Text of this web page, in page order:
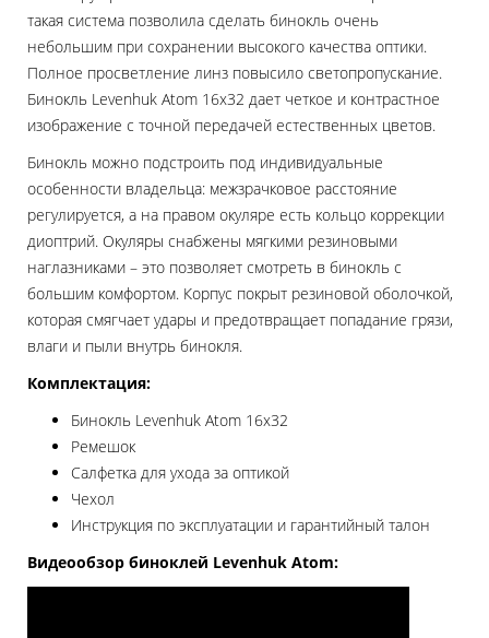
такая система позволила сделать бинокль очень
небольшим при сохранении высокого качества оптики.
Полное просветление линз повысило светопропускание.
Бинокль Levenhuk Atom 16x32 дает четкое и контрастное
изображение с точной передачей естественных цветов.
Бинокль можно подстроить под индивидуальные
особенности владельца: межзрачковое расстояние
регулируется, а на правом окуляре есть кольцо коррекции
диоптрий. Окуляры снабжены мягкими резиновыми
наглазниками – это позволяет смотреть в бинокль с
большим комфортом. Корпус покрыт резиновой оболочкой,
которая смягчает удары и предотвращает попадание грязи,
влаги и пыли внутрь бинокля.
Комплектация:
Бинокль Levenhuk Atom 16x32
Ремешок
Салфетка для ухода за оптикой
Чехол
Инструкция по эксплуатации и гарантийный талон
Видеообзор биноклей Levenhuk Atom: